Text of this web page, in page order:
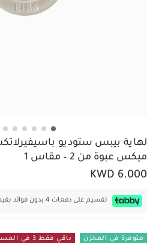
لهاية بيبس ستوديو
ميكس عبوة من 2 – مقاس 1
KWD 6.000
تقسيم على دفعات 4 بدون فوائد بقيمة
متوفرة في المخزن باقي فقط 3 في المستودع